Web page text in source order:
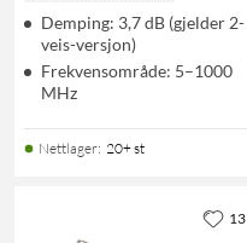
Demping: 3,7 dB (gjelder 2-
veis-versjon)
Frekvensområde: 5–1000
MHz
Nettlager: 20+ st
13